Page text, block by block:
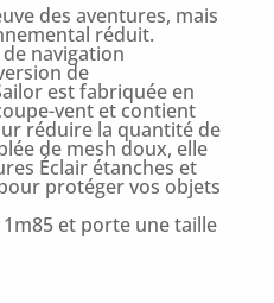
des aventures, mais
réduit.
navigation
de
est fabriquée en
vent et contient
réduire la quantité de
de mesh doux, elle
Éclair étanches et
protéger vos objets
et porte une taille